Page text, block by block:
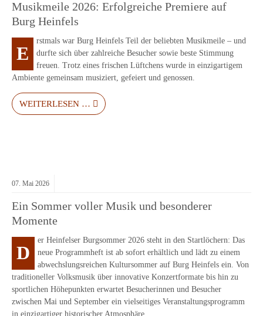
Musikmeile 2026: Erfolgreiche Premiere auf
Burg Heinfels
E
rstmals war Burg Heinfels Teil der beliebten Musikmeile – und
durfte sich über zahlreiche Besucher sowie beste Stimmung
freuen. Trotz eines frischen Lüftchens wurde in einzigartigem
Ambiente gemeinsam musiziert, gefeiert und genossen.
WEITERLESEN …
07. Mai 2026
Ein Sommer voller Musik und besonderer
Momente
D
er Heinfelser Burgsommer 2026 steht in den Startlöchern: Das
neue Programmheft ist ab sofort erhältlich und lädt zu einem
abwechslungsreichen Kultursommer auf Burg Heinfels ein. Von
traditioneller Volksmusik über innovative Konzertformate bis hin zu
sportlichen Höhepunkten erwartet Besucherinnen und Besucher
zwischen Mai und September ein vielseitiges Veranstaltungsprogramm
in einzigartiger historischer Atmosphäre.